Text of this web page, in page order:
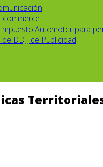
Automotor para
DDJJ de Publicidad